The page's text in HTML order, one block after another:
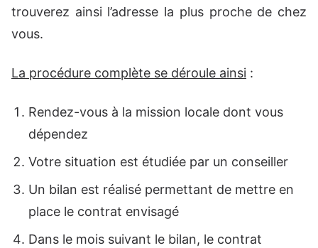
trouverez ainsi l’adresse la plus proche de chez
vous.
La procédure complète se déroule ainsi :
Rendez-vous à la mission locale dont vous
dépendez
Votre situation est étudiée par un conseiller
Un bilan est réalisé permettant de mettre en
place le contrat envisagé
Dans le mois suivant le bilan, le contrat